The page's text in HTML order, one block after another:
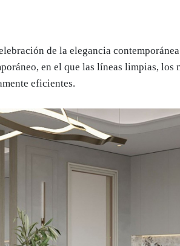
de la elegancia
en el que las líneas limpias, los
eficientes.